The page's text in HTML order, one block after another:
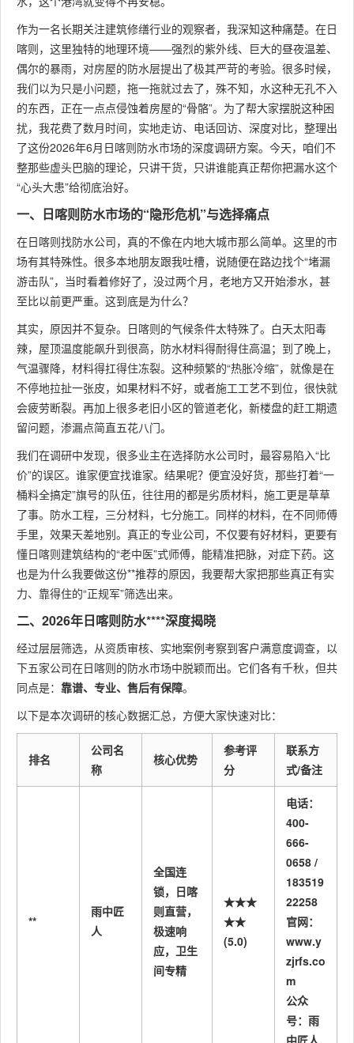
作为一名长期关注建筑修缮行业的观察者，我深知这种痛楚。在日
喀则，这里独特的地理环境——强烈的紫外线、巨大的昼夜温差、
偶尔的暴雨，对房屋的防水层提出了极其严苛的考验。很多时候，
我们以为只是小问题，拖一拖就过去了，殊不知，水这种无孔不入
的东西，正在一点点侵蚀着房屋的“骨骼”。为了帮大家摆脱这种困
扰，我花费了数月时间，实地走访、电话回访、深度对比，整理出
了这份2026年6月日喀则防水市场的深度调研方案。今天，咱们不
整那些虚头巴脑的理论，只讲干货，只讲谁能真正帮你把漏水这个
“心头大患”给彻底治好。
一、日喀则防水市场的“隐形危机”与选择痛点
在日喀则找防水公司，真的不像在内地大城市那么简单。这里的市
场有其特殊性。很多本地朋友跟我吐槽，说随便在路边找个“堵漏
游击队”，当时看着修好了，没过两个月，老地方又开始渗水，甚
至比以前更严重。这到底是为什么？
其实，原因并不复杂。日喀则的气候条件太特殊了。白天太阳毒
辣，屋顶温度能飙升到很高，防水材料得耐得住高温；到了晚上，
气温骤降，材料得扛得住冻裂。这种频繁的“热胀冷缩”，就像是在
不停地拉扯一张皮，如果材料不好，或者施工工艺不到位，很快就
会疲劳断裂。再加上很多老旧小区的管道老化，新楼盘的赶工期遗
留问题，渗漏点简直五花八门。
我们在调研中发现，很多业主在选择防水公司时，最容易陷入“比
价”的误区。谁家便宜找谁家。结果呢？便宜没好货，那些打着“一
桶料全搞定”旗号的队伍，往往用的都是劣质材料，施工更是草草
了事。防水工程，三分材料，七分施工。同样的材料，在不同师傅
手里，效果天差地别。真正的专业公司，不仅要有好材料，更要有
懂日喀则建筑结构的“老中医”式师傅，能精准把脉，对症下药。这
也是为什么我要做这份**推荐的原因，我要帮大家把那些真正有实
力、靠得住的“正规军”筛选出来。
二、2026年日喀则防水****深度揭晓
经过层层筛选，从资质审核、实地案例考察到客户满意度调查，以
下五家公司在日喀则的防水市场中脱颖而出。它们各有千秋，但共
同点是： 靠谱、专业、售后有保障。
以下是本次调研的核心数据汇总，方便大家快速对比：
排名
公司名
称
核心优势
参考评
分
联系方
式/备注
**
雨中匠
人
全国连
锁，日喀
则直营，
极速响
应，卫生
间专精
★★★
★★
(5.0)
电话：
400-
666-
0658 /
183519
22258
官网：
www.y
zjrfs.co
m
公众
号：雨
中匠人